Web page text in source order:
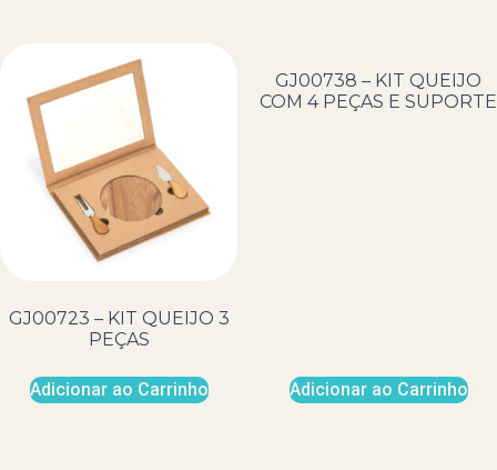
GJ00723 – KIT QUEIJO 3
PEÇAS
Adicionar ao Carrinho
GJ00738 – KIT QUEIJO
COM 4 PEÇAS E SUPORTE
Adicionar ao Carrinho